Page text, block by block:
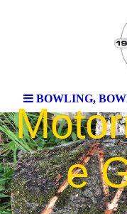
BOWLING,
e